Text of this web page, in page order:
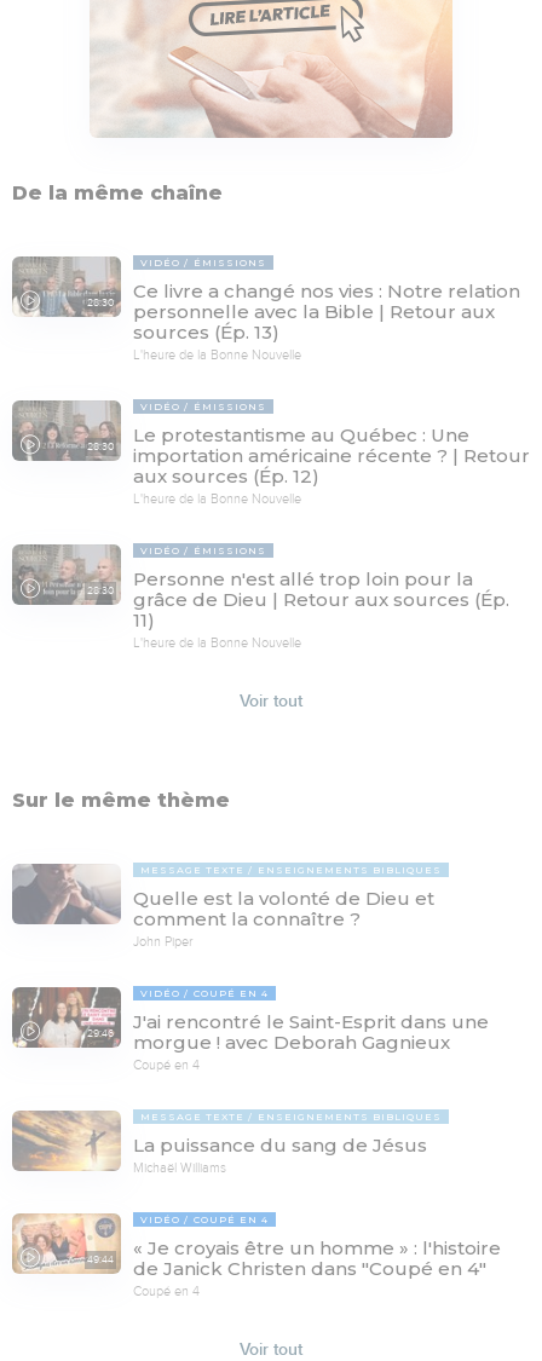
De la même chaîne
28:30
VIDÉO ÉMISSIONS
Ce livre a changé nos vies : Notre relation
personnelle avec la Bible | Retour aux
sources (Ép. 13)
L'heure de la Bonne Nouvelle
28:30
VIDÉO ÉMISSIONS
Le protestantisme au Québec : Une
importation américaine récente ? | Retour
aux sources (Ép. 12)
L'heure de la Bonne Nouvelle
28:30
VIDÉO ÉMISSIONS
Personne n'est allé trop loin pour la
grâce de Dieu | Retour aux sources (Ép.
11)
L'heure de la Bonne Nouvelle
Voir tout
Sur le même thème
MESSAGE TEXTE ENSEIGNEMENTS BIBLIQUES
Quelle est la volonté de Dieu et
comment la connaître ?
John Piper
29:46
VIDÉO COUPÉ EN 4
J'ai rencontré le Saint-Esprit dans une
morgue ! avec Deborah Gagnieux
Coupé en 4
MESSAGE TEXTE ENSEIGNEMENTS BIBLIQUES
La puissance du sang de Jésus
Michaël Williams
49:44
VIDÉO COUPÉ EN 4
« Je croyais être un homme » : l'histoire
de Janick Christen dans "Coupé en 4"
Coupé en 4
Voir tout